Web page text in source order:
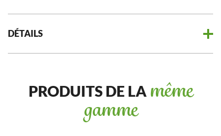
DÉTAILS
PRODUITS DE LA même
gamme